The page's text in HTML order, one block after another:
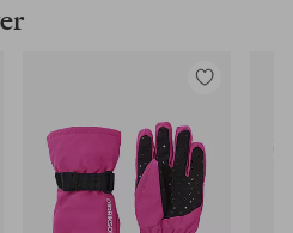
Legg
favoritter